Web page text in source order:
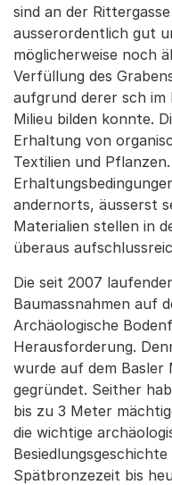
sind an der
ausserordentlich gut
möglicherweise noch
Verfüllung des
aufgrund derer sch
Milieu bilden konnte.
Erhaltung von
Textilien und
andernorts, äusserst
Materialien stellen in
überaus
Die seit 2007
Baumassnahmen auf
Archäologische
Herausforderung.
wurde auf dem Basler
gegründet. Seither
bis zu 3 Meter
die wichtige
Spätbronzezeit bis